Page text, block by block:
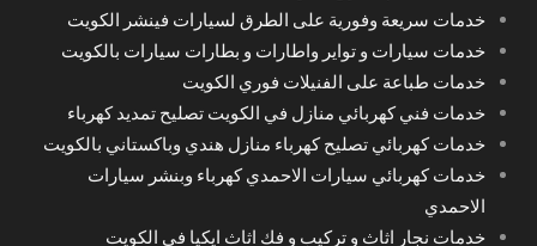
خدمات سريعة وفورية على الطرق لسيارات فينشر الكويت
خدمات سيارات و تواير واطارات و بطارات سيارات بالكويت
خدمات طباعة على الفنيلات فوري الكويت
خدمات فني كهربائي منازل في الكويت تصليح تمديد كهرباء
خدمات كهربائي تصليح كهرباء منازل هندي وباكستاني بالكويت
خدمات كهربائي سيارات الاحمدي كهرباء وبنشر سيارات
الاحمدي
خدمات نجار اثاث و تركيب و فك اثاث ايكيا في الكويت